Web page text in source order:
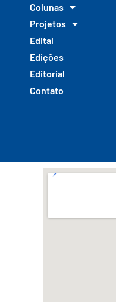
Colunas
Projetos
Edital
Edições
Editorial
Contato